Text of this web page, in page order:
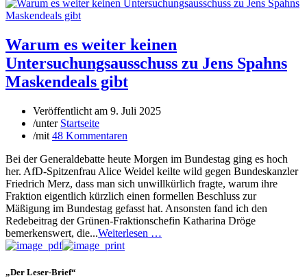
Warum es weiter keinen
Untersuchungsausschuss zu Jens Spahns
Maskendeals gibt
Veröffentlicht am 9. Juli 2025
/unter Startseite
/mit 48 Kommentaren
Bei der Generaldebatte heute Morgen im Bundestag ging es hoch
her. AfD-Spitzenfrau Alice Weidel keilte wild gegen Bundeskanzler
Friedrich Merz, dass man sich unwillkürlich fragte, warum ihre
Fraktion eigentlich kürzlich einen formellen Beschluss zur
Mäßigung im Bundestag gefasst hat. Ansonsten fand ich den
Redebeitrag der Grünen-Fraktionschefin Katharina Dröge
bemerkenswert, die...Weiterlesen …
„Der Leser-Brief“